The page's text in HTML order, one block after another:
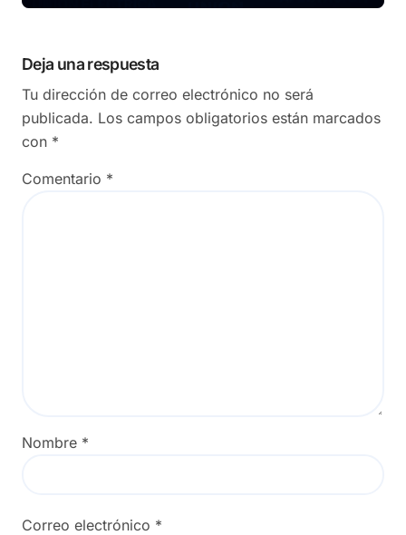
Deja una respuesta
Tu dirección de correo electrónico no será
publicada. Los campos obligatorios están marcados
con *
Comentario *
Nombre *
Correo electrónico *